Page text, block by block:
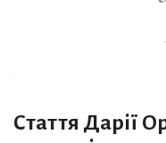
Стаття Дарії